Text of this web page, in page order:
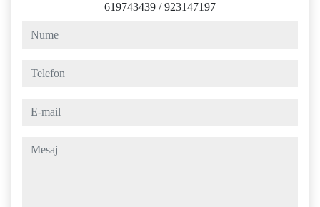
619743439 /923147197
nume
telefon
e-mail
mesaj